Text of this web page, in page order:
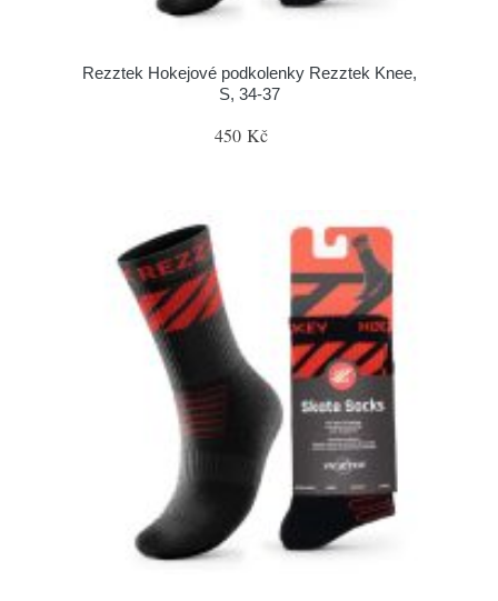
Rezztek Hokejové podkolenky Rezztek Knee,
S, 34-37
450 Kč